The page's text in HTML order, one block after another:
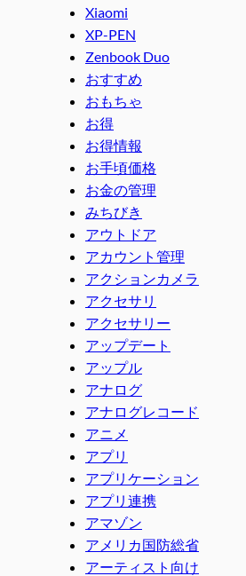
Xiaomi
XP-PEN
Zenbook Duo
おすすめ
おもちゃ
お得
お得情報
お手頃価格
お金の管理
みちびき
アウトドア
アカウント管理
アクションカメラ
アクセサリ
アクセサリー
アップデート
アップル
アナログ
アナログレコード
アニメ
アプリ
アプリケーション
アプリ連携
アマゾン
アメリカ国防総省
アーティスト向け